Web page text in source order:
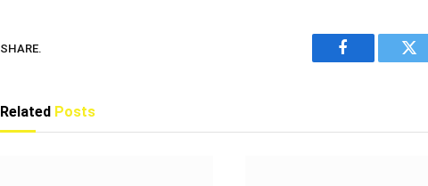
SHARE.
Facebook
Related Posts